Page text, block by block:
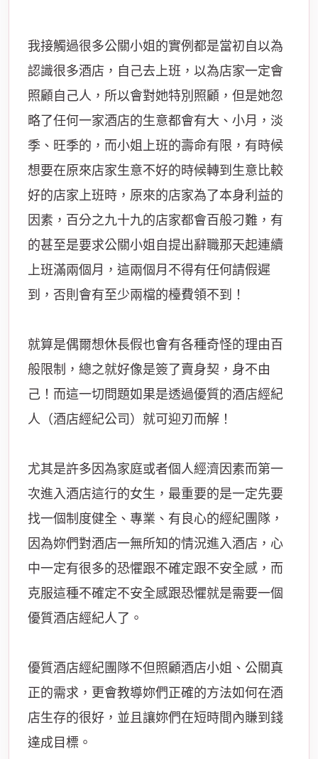
我接觸過很多公關小姐的實例都是當初自以為
認識很多酒店，自己去上班，以為店家一定會
照顧自己人，所以會對她特別照顧，但是她忽
略了任何一家酒店的生意都會有大、小月，淡
季、旺季的，而小姐上班的壽命有限，有時候
想要在原來店家生意不好的時候轉到生意比較
好的店家上班時，原來的店家為了本身利益的
因素，百分之九十九的店家都會百般刁難，有
的甚至是要求公關小姐自提出辭職那天起連續
上班滿兩個月，這兩個月不得有任何請假遲
到，否則會有至少兩檔的檯費領不到！
就算是偶爾想休長假也會有各種奇怪的理由百
般限制，總之就好像是簽了賣身契，身不由
己！而這一切問題如果是透過優質的酒店經紀
人（酒店經紀公司）就可迎刃而解！
尤其是許多因為家庭或者個人經濟因素而第一
次進入酒店這行的女生，最重要的是一定先要
找一個制度健全、專業、有良心的經紀團隊，
因為妳們對酒店一無所知的情況進入酒店，心
中一定有很多的恐懼跟不確定跟不安全感，而
克服這種不確定不安全感跟恐懼就是需要一個
優質酒店經紀人了。
優質酒店經紀團隊不但照顧酒店小姐、公關真
正的需求，更會教導妳們正確的方法如何在酒
店生存的很好，並且讓妳們在短時間內賺到錢
達成目標。